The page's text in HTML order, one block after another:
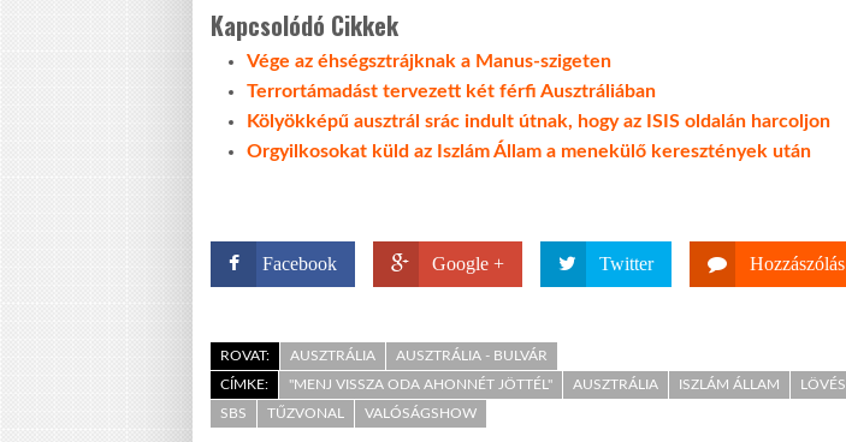
Kapcsolódó Cikkek
Vége az éhségsztrájknak a Manus-szigeten
Terrortámadást tervezett két férfi Ausztráliában
Kölyökképű ausztrál srác indult útnak, hogy az ISIS oldalán harcoljon
Orgyilkosokat küld az Iszlám Állam a menekülő keresztények után
Facebook Google + Twitter Hozzászólás
ROVAT: AUSZTRÁLIA
AUSZTRÁLIA - BULVÁR
CÍMKE:
"MENJ VISSZA ODA AHONNÉT JÖTTÉL" AUSZTRÁLIA ISZLÁM ÁLLAM LÖVÉS
SBS
TŰZVONAL VALÓSÁGSHOW